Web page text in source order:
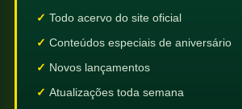
Todo acervo do site oficial
Conteúdos especiais de aniversário
Novos lançamentos
Atualizações toda semana